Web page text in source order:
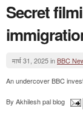
Secret
मार्च 31, 2025 inBBC
An undercover BBC
By Akhilesh pal blog